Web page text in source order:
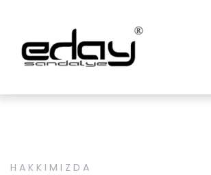
HAKKIMIZDA